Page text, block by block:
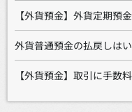
【外貨預金】外貨定期預
外貨普通預金の払戻しは
【外貨預金】取引に手数